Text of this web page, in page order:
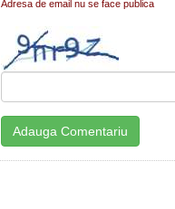
Adresa de email nu se face publica